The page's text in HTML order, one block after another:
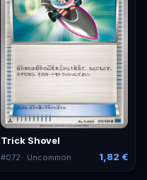
Trick Shovel
#072 · Uncommon 1,82 €